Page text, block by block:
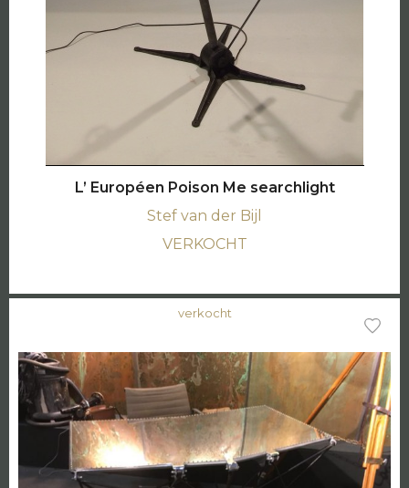
L’ Européen Poison Me searchlight
Stef van der Bijl
VERKOCHT
verkocht